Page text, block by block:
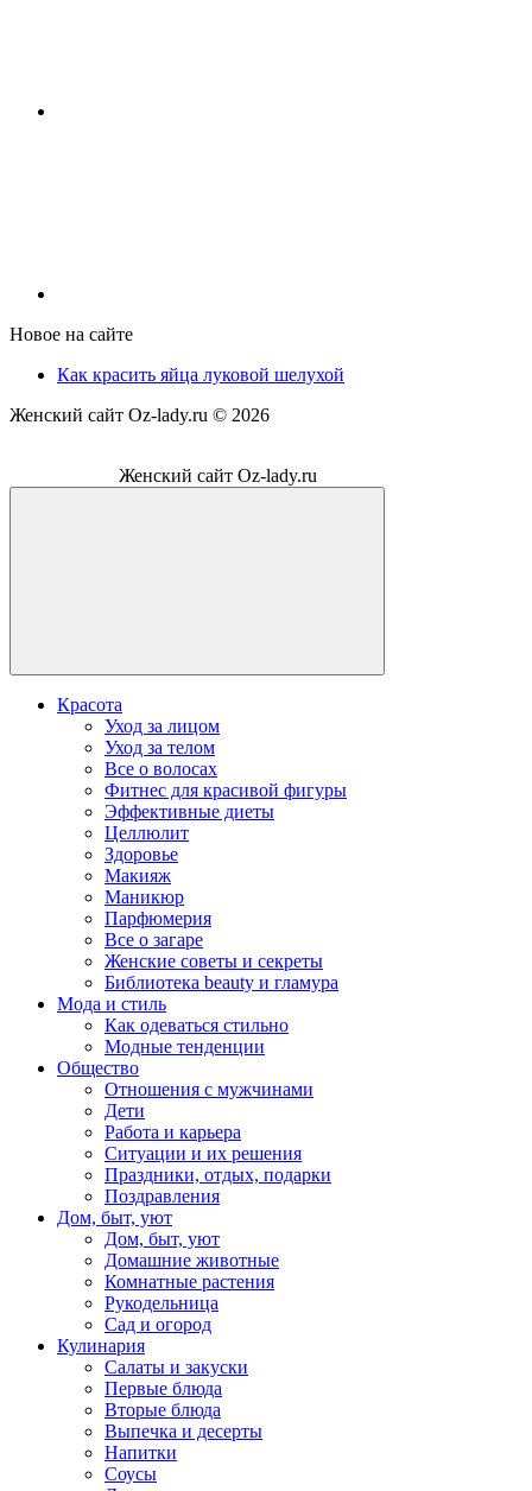
Новое на сайте
Как красить яйца луковой шелухой
Женский сайт Oz-lady.ru © 2026
Женский сайт Oz-lady.ru
Красота
Уход за лицом
Уход за телом
Все о волосах
Фитнес для красивой фигуры
Эффективные диеты
Целлюлит
Здоровье
Макияж
Маникюр
Парфюмерия
Все о загаре
Женские советы и секреты
Библиотека beauty и гламура
Мода и стиль
Как одеваться стильно
Модные тенденции
Общество
Отношения с мужчинами
Дети
Работа и карьера
Ситуации и их решения
Праздники, отдых, подарки
Поздравления
Дом, быт, уют
Дом, быт, уют
Домашние животные
Комнатные растения
Рукодельница
Сад и огород
Кулинария
Салаты и закуски
Первые блюда
Вторые блюда
Выпечка и десерты
Напитки
Соусы